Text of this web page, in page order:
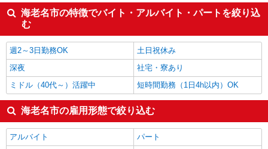
海老名市の特徴でバイト・アルバイト・パートを絞り込
む
週2～3日勤務OK
土日祝休み
深夜
社宅・寮あり
ミドル（40代～）活躍中
短時間勤務（1日4h以内）OK
海老名市の雇用形態で絞り込む
アルバイト
パート